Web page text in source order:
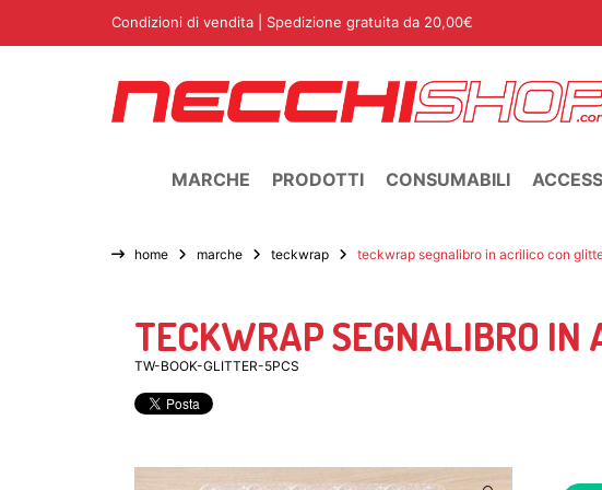
Condizioni di vendita | Spedizione gratuita da 20,00€
MARCHE PRODOTTI CONSUMABILI
home marche teckwrap teckwrap segnalibro in acrilico con
TECKWRAP SEGNALIBRO IN
TW-BOOK-GLITTER-5PCS